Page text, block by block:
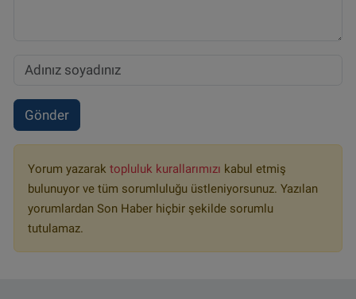
Gönder
Yorum yazarak topluluk kurallarımızı kabul etmiş
bulunuyor ve tüm sorumluluğu üstleniyorsunuz. Yazılan
yorumlardan Son Haber hiçbir şekilde sorumlu
tutulamaz.